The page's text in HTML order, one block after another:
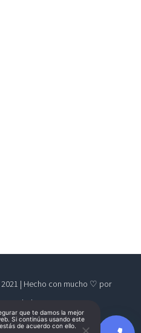
2021 | Hecho con mucho ♡ por
Salud
que te damos la mejor
Si continúas usando este
de acuerdo con ello.